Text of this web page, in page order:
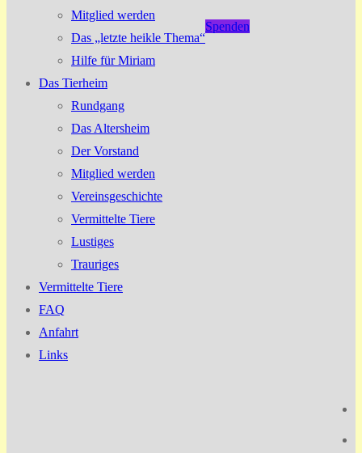
Mitglied werden
Das „letzte heikle Thema“
Hilfe für Miriam
Das Tierheim
Rundgang
Das Altersheim
Der Vorstand
Mitglied werden
Vereinsgeschichte
Vermittelte Tiere
Lustiges
Trauriges
Vermittelte Tiere
FAQ
Anfahrt
Links
Spenden